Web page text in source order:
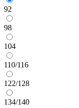
92
98
104
110/116
122/128
134/140